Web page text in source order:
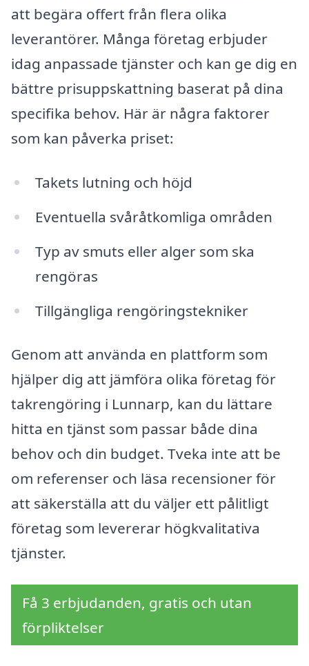
att begära offert från flera olika
leverantörer. Många företag erbjuder
idag anpassade tjänster och kan ge dig en
bättre prisuppskattning baserat på dina
specifika behov. Här är några faktorer
som kan påverka priset:
Takets lutning och höjd
Eventuella svåråtkomliga områden
Typ av smuts eller alger som ska
rengöras
Tillgängliga rengöringstekniker
Genom att använda en plattform som
hjälper dig att jämföra olika företag för
takrengöring i Lunnarp, kan du lättare
hitta en tjänst som passar både dina
behov och din budget. Tveka inte att be
om referenser och läsa recensioner för
att säkerställa att du väljer ett pålitligt
företag som levererar högkvalitativa
tjänster.
Få 3 erbjudanden, gratis och utan
förpliktelser